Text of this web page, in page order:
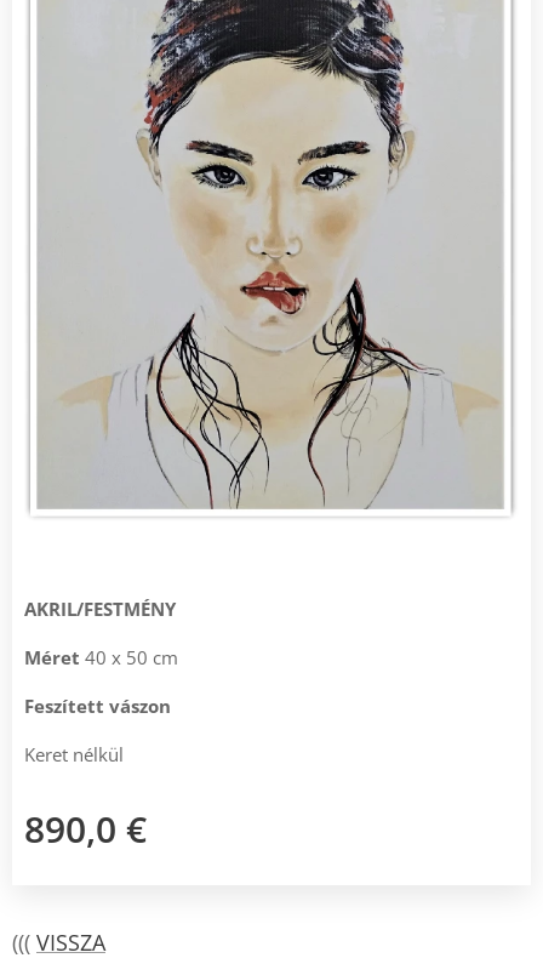
AKRIL/FESTMÉNY
Méret 40 x 50 cm
Feszített vászon
Keret nélkül
890,0 €
((( VISSZA